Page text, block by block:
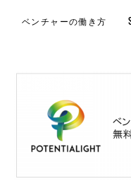
ベンチャーの働き方